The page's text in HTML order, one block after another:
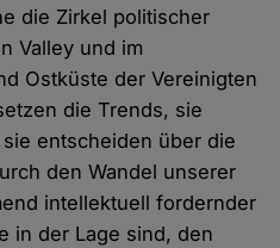
die Zirkel politischer
Valley und im
Ostküste der Vereinigten
die Trends, sie
entscheiden über die
den Wandel unserer
intellektuell fordernder
in der Lage sind, den